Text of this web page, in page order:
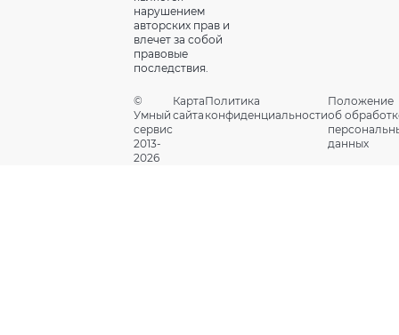
нарушением
авторских прав и
влечет за собой
правовые
последствия.
©
Умный
сервис
2013-
2026
Карта
сайта
Политика
конфиденциальности
Положение
об
данных